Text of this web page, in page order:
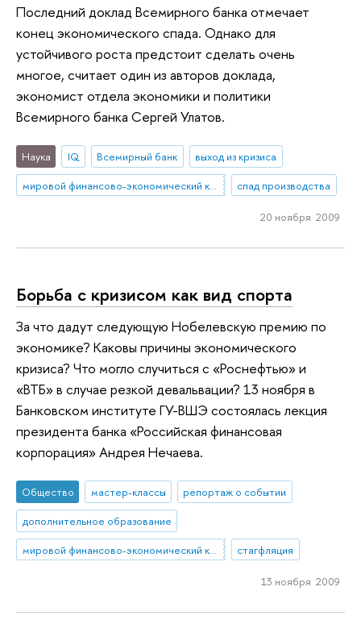
Последний доклад Всемирного банка отмечает
конец экономического спада. Однако для
устойчивого роста предстоит сделать очень
многое, считает один из авторов доклада,
экономист отдела экономики и политики
Всемирного банка Сергей Улатов.
Наука IQ Всемирный банк
выход из кризиса
мировой финансово-экономический кризис
спад производства
20 ноября 2009
Борьба с кризисом как вид спорта
За что дадут следующую Нобелевскую премию по
экономике? Каковы причины экономического
кризиса? Что могло случиться с «Роснефтью» и
«ВТБ» в случае резкой девальвации? 13 ноября в
Банковском институте ГУ-ВШЭ состоялась лекция
президента банка «Российская финансовая
корпорация» Андрея Нечаева.
Общество мастер-классы
репортаж о событии
дополнительное образование
мировой финансово-экономический кризис
стагфляция
13 ноября 2009